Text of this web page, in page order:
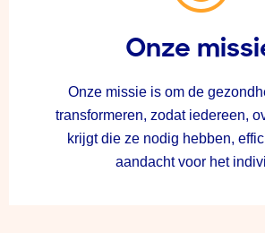
Onze
Onze missie is om de
transformeren, zodat iedereen,
krijgt die ze nodig hebben,
aandacht voor het